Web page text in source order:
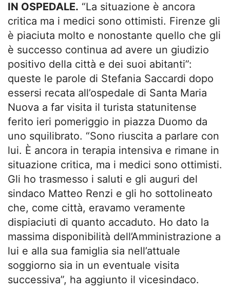
IN OSPEDALE. “La situazione è ancora
critica ma i medici sono ottimisti. Firenze gli
è piaciuta molto e nonostante quello che gli
è successo continua ad avere un giudizio
positivo della città e dei suoi abitanti”:
queste le parole di Stefania Saccardi dopo
essersi recata all’ospedale di Santa Maria
Nuova a far visita il turista statunitense
ferito ieri pomeriggio in piazza Duomo da
uno squilibrato. “Sono riuscita a parlare con
lui. È ancora in terapia intensiva e rimane in
situazione critica, ma i medici sono ottimisti.
Gli ho trasmesso i saluti e gli auguri del
sindaco Matteo Renzi e gli ho sottolineato
che, come città, eravamo veramente
dispiaciuti di quanto accaduto. Ho dato la
massima disponibilità dell’Amministrazione a
lui e alla sua famiglia sia nell’attuale
soggiorno sia in un eventuale visita
successiva”, ha aggiunto il vicesindaco.